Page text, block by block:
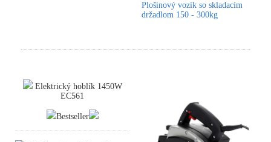
Plošinový vozík so skladacím
držadlom 150 - 300kg
Elektrický hoblík 1450W
EC561
Bestseller